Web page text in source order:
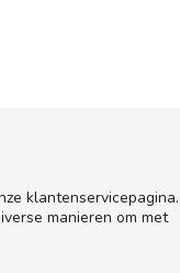
klantenservicepagina.
manieren om met